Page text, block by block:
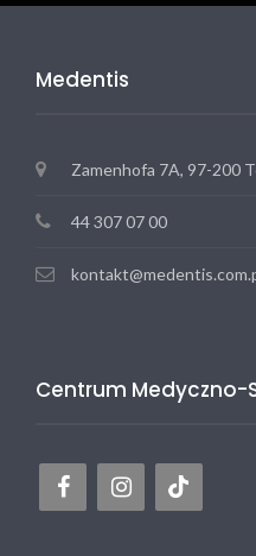
Medentis
Zamenhofa 7A, 97-200
44 307 07 00
Centrum